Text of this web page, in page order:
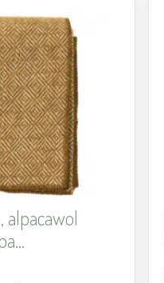
verlanglijst
toevoegen
alpacawol